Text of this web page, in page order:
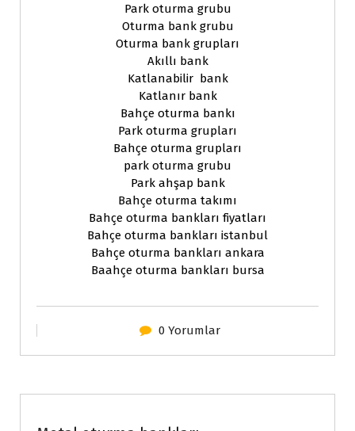
Park oturma grubu
Oturma bank grubu
Oturma bank grupları
Akıllı bank
Katlanabilir bank
Katlanır bank
Bahçe oturma bankı
Park oturma grupları
Bahçe oturma grupları
park oturma grubu
Park ahşap bank
Bahçe oturma takımı
Bahçe oturma bankları fiyatları
Bahçe oturma bankları istanbul
Bahçe oturma bankları ankara
Baahçe oturma bankları bursa
0 Yorumlar